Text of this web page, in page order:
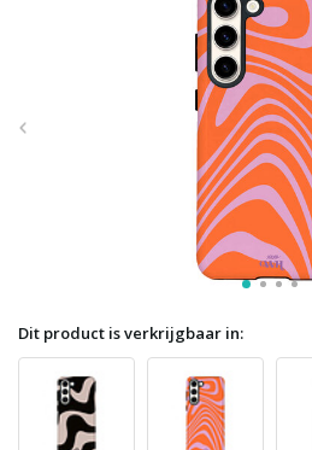
Dit product is verkrijgbaar in: